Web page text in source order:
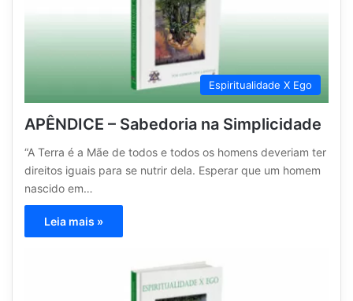
Espiritualidade X Ego
APÊNDICE – Sabedoria na Simplicidade
“A Terra é a Mãe de todos e todos os homens deveriam ter
direitos iguais para se nutrir dela. Esperar que um homem
nascido em…
Leia mais »